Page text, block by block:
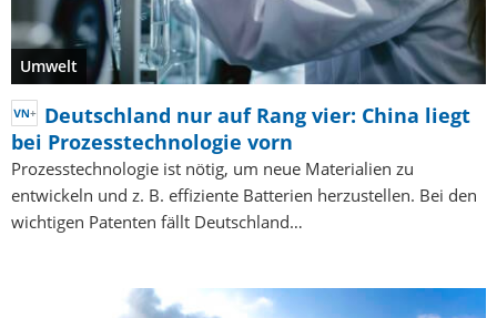
Umwelt
Deutschland nur auf Rang vier: China liegt
bei Prozesstechnologie vorn
Prozesstechnologie ist nötig, um neue Materialien zu
entwickeln und z. B. effiziente Batterien herzustellen. Bei den
wichtigen Patenten fällt Deutschland…